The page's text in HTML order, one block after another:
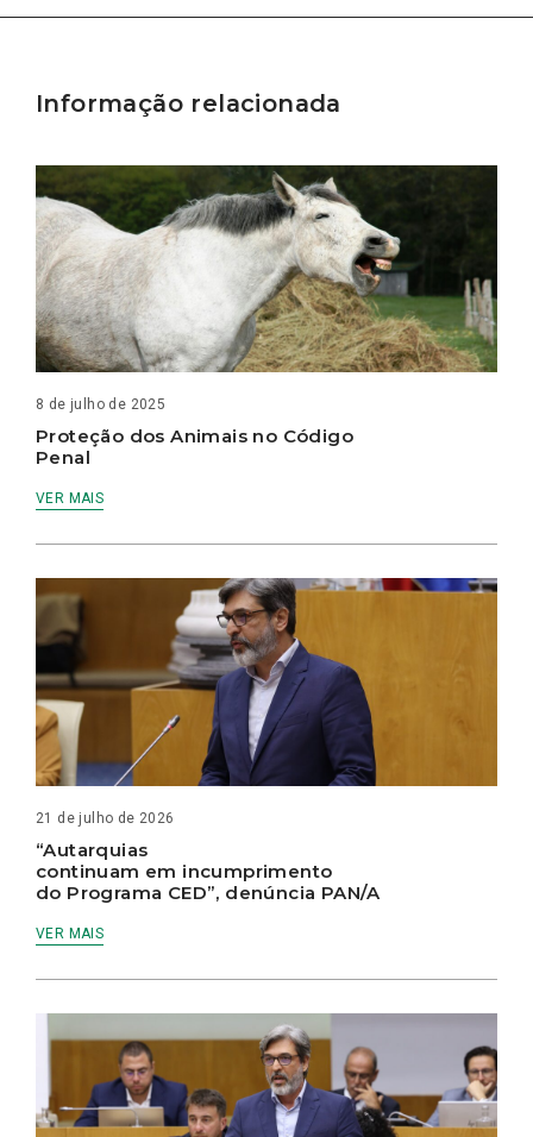
Informação relacionada
8 de julho de 2025
Proteção dos Animais no Código
Penal
VER MAIS
21 de julho de 2026
“Autarquias
continuam em incumprimento
do Programa CED”, denúncia PAN/A
VER MAIS